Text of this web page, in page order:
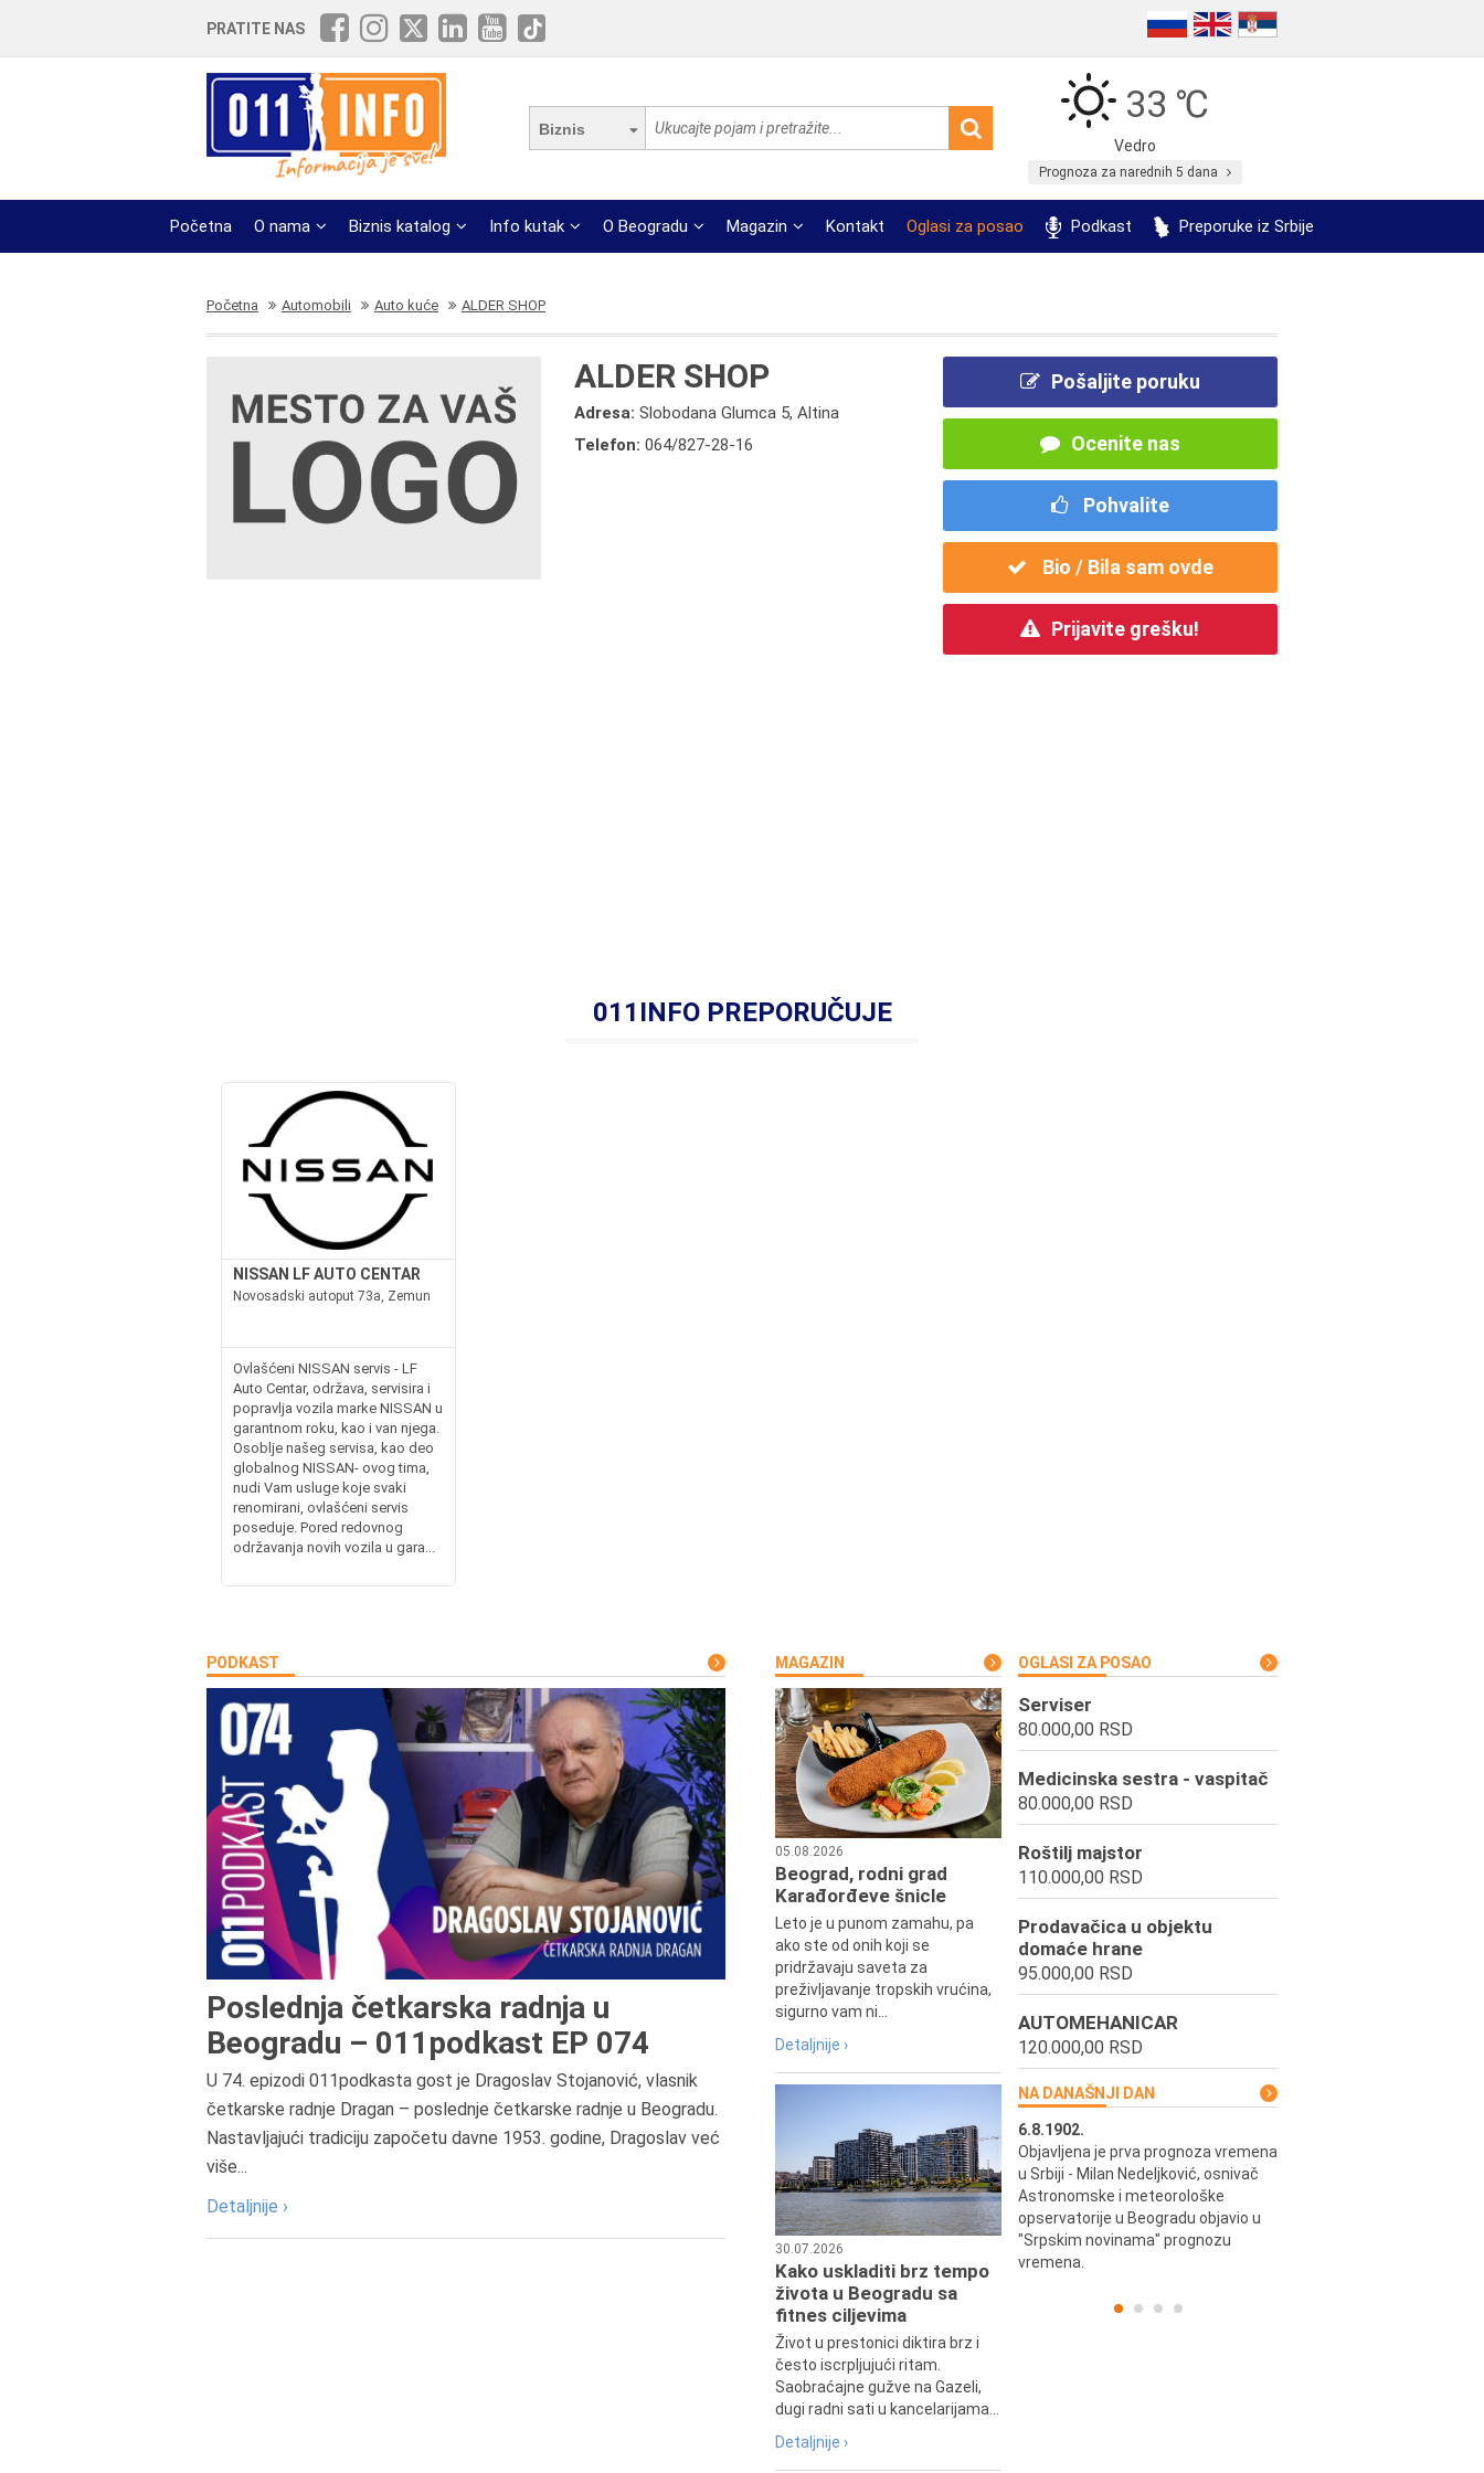
PRATITE NAS
Biznis
33 ℃
Vedro
Prognoza za narednih 5 dana
Početna O nama Biznis katalog Info kutak O Beogradu Magazin Kontakt Oglasi za posao Podkast Preporuke iz Srbije
Početna Automobili Auto kuće ALDER SHOP
ALDER SHOP
Adresa:Slobodana Glumca 5, Altina
Telefon:064/827-28-16
Pošaljite poruku
Ocenite nas
Pohvalite
Bio / Bila sam ovde
Prijavite grešku!
011INFO PREPORUČUJE
NISSAN LF AUTO CENTAR
Novosadski autoput 73a, Zemun
Ovlašćeni NISSAN servis - LF
Auto Centar, održava, servisira i
popravlja vozila marke NISSAN u
garantnom roku, kao i van njega.
Osoblje našeg servisa, kao deo
globalnog NISSAN- ovog tima,
nudi Vam usluge koje svaki
renomirani, ovlašćeni servis
poseduje. Pored redovnog
održavanja novih vozila u gara...
PODKAST
Poslednja četkarska radnja u
Beogradu – 011podkast EP 074
U 74. epizodi 011podkasta gost je Dragoslav Stojanović, vlasnik
četkarske radnje Dragan – poslednje četkarske radnje u Beogradu.
Nastavljajući tradiciju započetu davne 1953. godine, Dragoslav već
više...
Detaljnije ›
MAGAZIN
05.08.2026
Beograd, rodni grad
Karađorđeve šnicle
Leto je u punom zamahu, pa
ako ste od onih koji se
pridržavaju saveta za
preživljavanje tropskih vrućina,
sigurno vam ni...
Detaljnije ›
30.07.2026
Kako uskladiti brz tempo
života u Beogradu sa
fitnes ciljevima
Život u prestonici diktira brz i
često iscrpljujući ritam.
Saobraćajne gužve na Gazeli,
dugi radni sati u kancelarijama...
Detaljnije ›
OGLASI ZA POSAO
Serviser
80.000,00 RSD
Medicinska sestra - vaspitač
80.000,00 RSD
Roštilj majstor
110.000,00 RSD
Prodavačica u objektu
domaće hrane
95.000,00 RSD
AUTOMEHANICAR
120.000,00 RSD
NA DANAŠNJI DAN
Preminula je Zorka Boljanović,
vazduhoplovni inženjer, predsednik
Udruženja žena pilota Jugoslavije.
6.8.1902.
Objavljena je prva prognoza vremena
u Srbiji - Milan Nedeljković, osnivač
Astronomske i meteorološke
opservatorije u Beogradu objavio u
"Srpskim novinama" prognozu
vremena.